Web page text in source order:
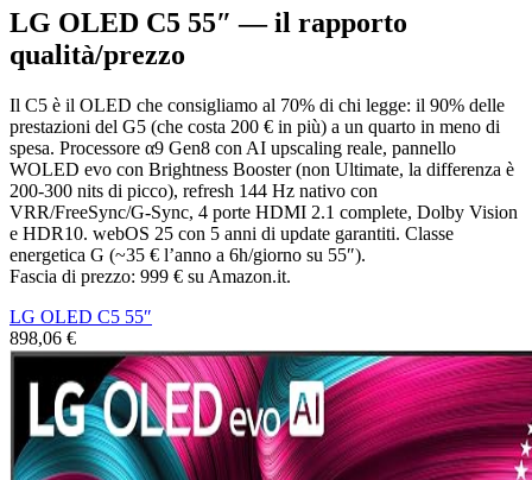
LG OLED C5 55″ — il rapporto
qualità/prezzo
Il C5 è il OLED che consigliamo al 70% di chi legge: il 90% delle
prestazioni del G5 (che costa 200 € in più) a un quarto in meno di
spesa. Processore α9 Gen8 con AI upscaling reale, pannello
WOLED evo con Brightness Booster (non Ultimate, la differenza è
200-300 nits di picco), refresh 144 Hz nativo con
VRR/FreeSync/G-Sync, 4 porte HDMI 2.1 complete, Dolby Vision
e HDR10. webOS 25 con 5 anni di update garantiti. Classe
energetica G (~35 € l’anno a 6h/giorno su 55″).
Fascia di prezzo: 999 € su Amazon.it.
LG OLED C5 55″
898,06 €